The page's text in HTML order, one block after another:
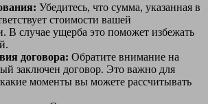
Убедитесь, что сумма, указанная в
стоимости вашей
В случае ущерба это поможет избежать
договора: Обратите внимание на
заключен договор. Это важно для
моменты вы можете рассчитывать